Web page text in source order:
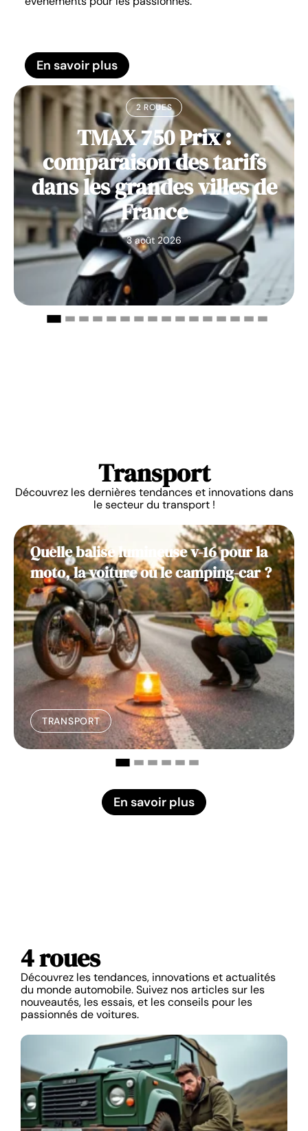
2 ROUES
TMAX 750 Prix :
comparaison des tarifs
dans les grandes villes de
France
3 août 2026
En savoir plus
Transport
Découvrez les dernières tendances et innovations dans
le secteur du transport !
Quelle balise lumineuse v-16 pour la
moto, la voiture ou le camping-car ?
TRANSPORT
En savoir plus
4 roues
Découvrez les tendances, innovations et actualités
du monde automobile. Suivez nos articles sur les
nouveautés, les essais, et les conseils pour les
passionnés de voitures.